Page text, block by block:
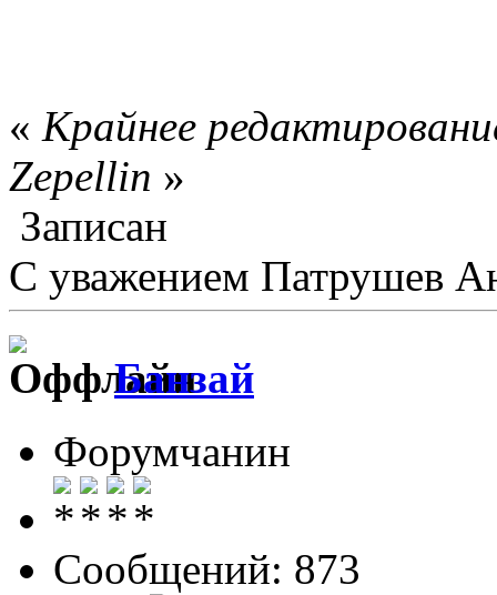
« Крайнее
Zepellin »
Записан
С уважением Патрушев
Банзай
Форумчанин
Сообщений: 873